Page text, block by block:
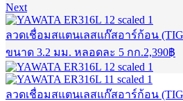
Next
ลวดเชื่อมสแตนเลสแก๊สอาร์ก้อน
ขนาด 3.2 มม. หลอดละ 5 กก.2,390฿
ลวดเชื่อมสแตนเลสแก๊สอาร์ก้อน